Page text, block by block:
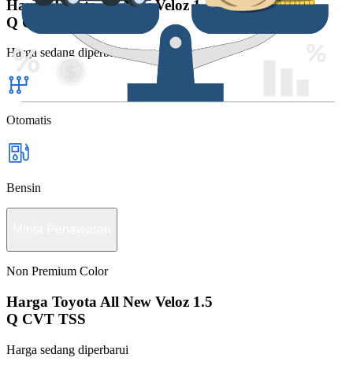
Harga Toyota All New Veloz 1.5
Q CVT TSS
Harga sedang diperbarui
Otomatis
Bensin
Non Premium Color
Harga Toyota All New Veloz 1.5
Q CVT TSS
Harga sedang diperbarui